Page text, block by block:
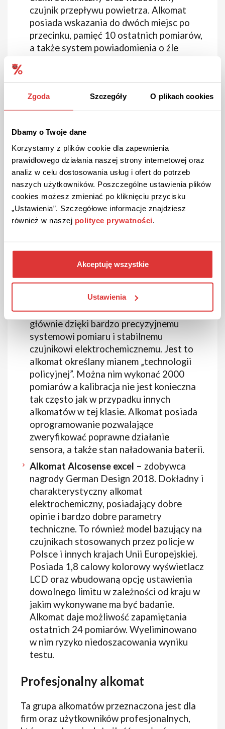
Zgoda Szczegóły O plikach cookies
Dbamy o Twoje dane
Korzystamy z plików cookie dla zapewnienia
prawidłowego działania naszej strony internetowej oraz
analiz w celu dostosowania usług i ofert do potrzeb
naszych użytkowników. Poszczególne ustawienia plików
cookies możesz zmieniać po kliknięciu przycisku
„Ustawienia”. Szczegółowe informacje znajdziesz
również w naszej polityce prywatności
Akceptuję wszystkie
Ustawienia
czujnik przepływu powietrza. Alkomat
posiada wskazania do dwóch miejsc po
przecinku, pamięć 10 ostatnich pomiarów,
a także system powiadomienia o źle
powiadamiania o konieczności wykonania
kalibracji, jednak daje opcje
nielimitowanej ilości kalibracji przez 24
podręcznych, jego wymiary do 11x3,5 cm.
Alkomat do 500 zł
Oba poniższe alkomaty powinniśmy bez
problemu dostać w cenie do 500 zł. Są to
modele sprawdzone, polecane a także
potwierdzone wysokimi opiniami wśród
Promiler al 9000 lite– to kolejny laureat
cenowym. Przez wielu uznawany za
najlepszy alkomat w kategorii do 500 zł
oraz do 600 zł. Swoją renomę zdobył
głównie dzięki bardzo precyzyjnemu
systemowi pomiaru i stabilnemu
czujnikowi elektrochemicznemu. Jest to
alkomat określany mianem „technologii
policyjnej”. Można nim wykonać 2000
pomiarów a kalibracja nie jest konieczna
tak często jak w przypadku innych
alkomatów w tej klasie. Alkomat posiada
oprogramowanie pozwalające
zweryfikować poprawne działanie
sensora, a także stan naładowania baterii.
Alkomat Alcosense excel – zdobywca
nagrody German Design 2018. Dokładny i
charakterystyczny alkomat
elektrochemiczny, posiadający dobre
opinie i bardzo dobre parametry
techniczne. To również model bazujący na
czujnikach stosowanych przez policje w
Polsce i innych krajach Unii Europejskiej.
Posiada 1,8 calowy kolorowy wyświetlacz
LCD oraz wbudowaną opcję ustawienia
dowolnego limitu w zależności od kraju w
jakim wykonywane ma być badanie.
Alkomat daje możliwość zapamiętania
ostatnich 24 pomiarów. Wyeliminowano
w nim ryzyko niedoszacowania wyniku
testu.
Profesjonalny alkomat
Ta grupa alkomatów przeznaczona jest dla
firm oraz użytkowników profesjonalnych,